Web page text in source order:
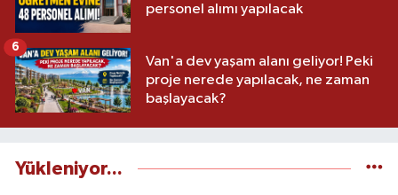
personel alımı yapılacak
Van'a dev yaşam alanı geliyor! Peki
proje nerede yapılacak, ne zaman
başlayacak?
6
Yükleniyor...